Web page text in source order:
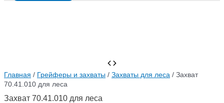
Главная / Грейферы и захваты / Захваты для леса / Захват
70.41.010 для леса
Захват 70.41.010 для леса